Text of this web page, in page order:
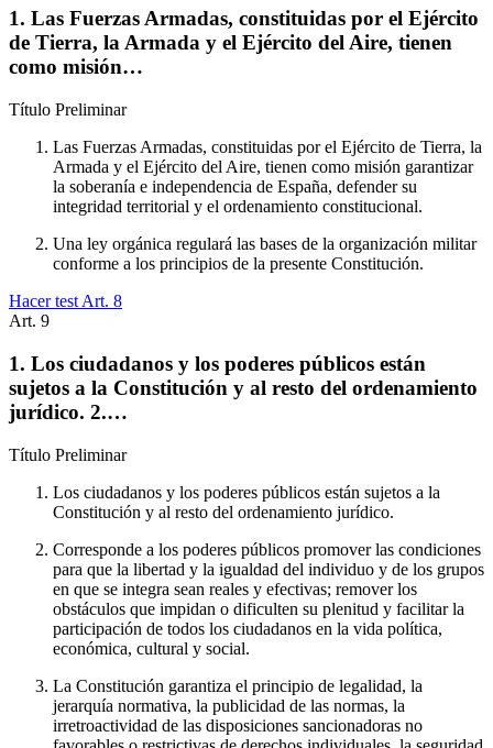
1. Las Fuerzas Armadas, constituidas por el Ejército
de Tierra, la Armada y el Ejército del Aire, tienen
como misión…
Título Preliminar
Las Fuerzas Armadas, constituidas por el Ejército de Tierra, la
Armada y el Ejército del Aire, tienen como misión garantizar
la soberanía e independencia de España, defender su
integridad territorial y el ordenamiento constitucional.
Una ley orgánica regulará las bases de la organización militar
conforme a los principios de la presente Constitución.
Hacer test Art. 8
Art. 9
1. Los ciudadanos y los poderes públicos están
sujetos a la Constitución y al resto del ordenamiento
jurídico. 2.…
Título Preliminar
Los ciudadanos y los poderes públicos están sujetos a la
Constitución y al resto del ordenamiento jurídico.
Corresponde a los poderes públicos promover las condiciones
para que la libertad y la igualdad del individuo y de los grupos
en que se integra sean reales y efectivas; remover los
obstáculos que impidan o dificulten su plenitud y facilitar la
participación de todos los ciudadanos en la vida política,
económica, cultural y social.
La Constitución garantiza el principio de legalidad, la
jerarquía normativa, la publicidad de las normas, la
irretroactividad de las disposiciones sancionadoras no